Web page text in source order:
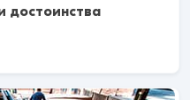
достоинства